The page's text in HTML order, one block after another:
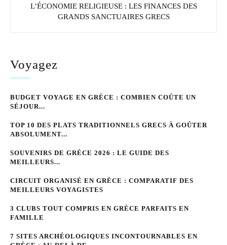
L’ÉCONOMIE RELIGIEUSE : LES FINANCES DES
GRANDS SANCTUAIRES GRECS
Voyagez
BUDGET VOYAGE EN GRÈCE : COMBIEN COÛTE UN
SÉJOUR...
TOP 10 DES PLATS TRADITIONNELS GRECS À GOÛTER
ABSOLUMENT...
SOUVENIRS DE GRÈCE 2026 : LE GUIDE DES
MEILLEURS...
CIRCUIT ORGANISÉ EN GRÈCE : COMPARATIF DES
MEILLEURS VOYAGISTES
3 CLUBS TOUT COMPRIS EN GRÈCE PARFAITS EN
FAMILLE
7 SITES ARCHÉOLOGIQUES INCONTOURNABLES EN